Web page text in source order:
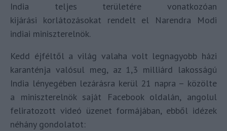
India teljes területére vonatkozóan
kijárási korlátozásokat rendelt el Narendra Modi
indiai miniszterelnök.
Kedd éjféltől a világ valaha volt legnagyobb házi
karanténja valósul meg, az 1,3 milliárd lakosságú
India lényegében lezárásra kerül 21 napra – közölte
a miniszterelnök saját Facebook oldalán, angolul
feliratozott videó üzenet formájában, ebből idézek
néhány gondolatot: